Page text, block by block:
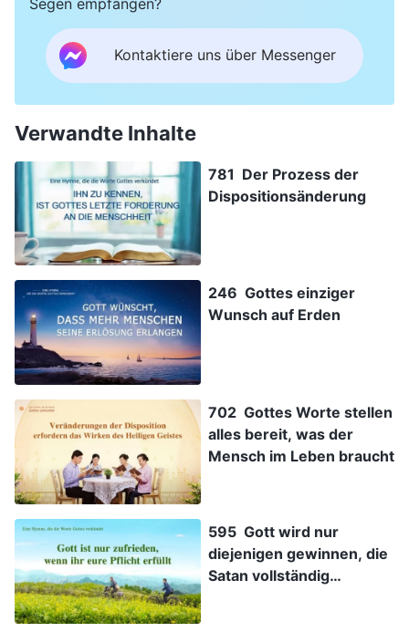
Kontaktiere uns über Messenger
Verwandte Inhalte
781 Der Prozess der
Dispositionsänderung
246 Gottes einziger
Wunsch auf Erden
702 Gottes Worte stellen
alles bereit, was der
Mensch im Leben braucht
595 Gott wird nur
diejenigen gewinnen, die
Satan vollständig